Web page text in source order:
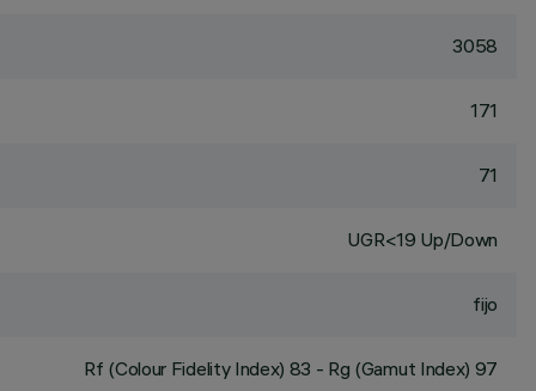
3058
171
71
UGR<19 Up/Down
fijo
Rf (Colour Fidelity Index) 83 - Rg (Gamut Index) 97